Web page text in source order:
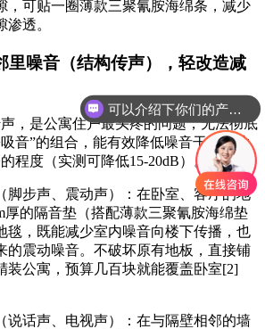
，可贴一圈薄款三聚氰胺海绵条，减少
透。
里噪音（结构传声），轻改造减
，是公寓住户最头疼的问题，无法彻底
音”的组合，能有效降低噪音干扰，达
程度（实测可降低15-20dB）。
脚步声、震动声）：在卧室、客厅的地
厚的隔音垫（搭配薄款三聚氰胺海绵垫
毯，既能减少室内噪音向楼下传播，也
的震动噪音。不破坏原有地板，直接铺
装公寓，预算几百块就能覆盖卧室[2]
说话声、电视声）：在与隔壁相邻的墙
你们是怎么收费的呢